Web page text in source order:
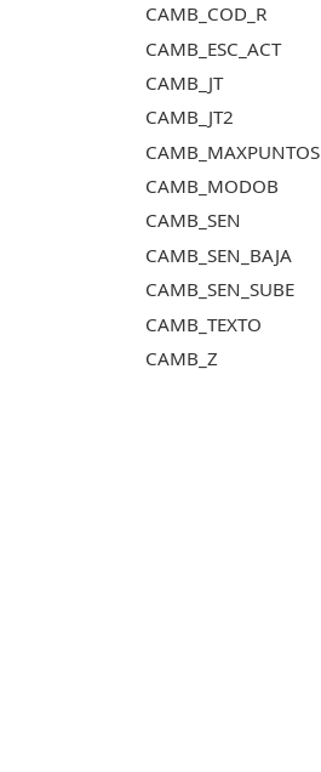
CAMB_COD_R
CAMB_ESC_ACT
CAMB_JT
CAMB_JT2
CAMB_MAXPUNTOS
CAMB_MODOB
CAMB_SEN
CAMB_SEN_BAJA
CAMB_SEN_SUBE
CAMB_TEXTO
CAMB_Z